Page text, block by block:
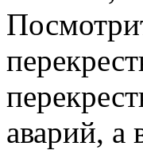
аварий, а